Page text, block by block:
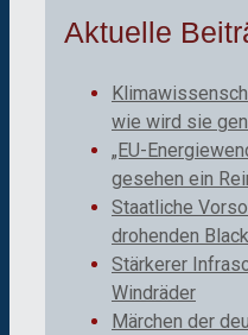
Aktuelle
wie wird sie
„EU-
gesehen ein
Staatliche
drohenden
Stärkerer
Windräder
Märchen der